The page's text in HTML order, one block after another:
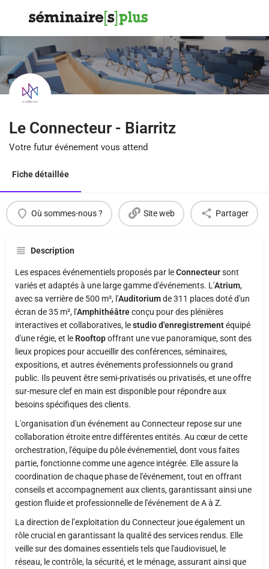
Le Connecteur - Biarritz
Votre futur événement vous attend
Fiche détaillée
Où sommes-nous ? Site web Partager
Description
Les espaces événementiels proposés par leConnecteursont
variés et adaptés à une large gamme d'événements. L'Atrium,
avec sa verrière de 500 m², l'Auditoriumde 311 places doté d'un
écran de 35 m², l'Amphithéâtreconçu pour des plénières
interactives et collaboratives, lestudio d'enregistrementéquipé
d'une régie, et le Rooftopoffrant une vue panoramique, sont des
lieux propices pour accueillir des conférences, séminaires,
expositions, et autres événements professionnels ou grand
public. Ils peuvent être semi-privatisés ou privatisés, et une offre
sur-mesure clef en main est disponible pour répondre aux
besoins spécifiques des clients.
L'organisation d'un événement au Connecteur repose sur une
collaboration étroite entre différentes entités. Au cœur de cette
orchestration, l'équipe du pôle événementiel, dont vous faites
partie, fonctionne comme une agence intégrée. Elle assure la
coordination de chaque phase de l'événement, tout en offrant
conseils et accompagnement aux clients, garantissant ainsi une
gestion fluide et professionnelle de l'événement de A à Z.
La direction de l’exploitation du Connecteur joue également un
rôle crucial en garantissant la qualité des services rendus. Elle
veille sur des domaines essentiels tels que l'audiovisuel, le
réseau, le contrôle, la sécurité, et le ménage, assurant ainsi que